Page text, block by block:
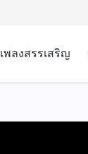
เพลงสรรเสริญ